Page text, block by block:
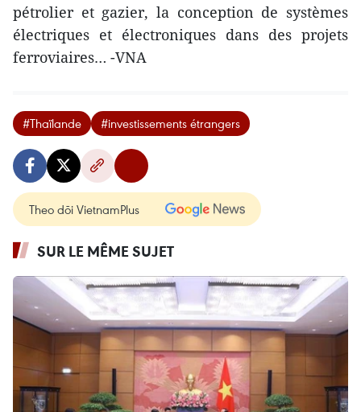
pétrolier et gazier, la conception de systèmes
électriques et électroniques dans des projets
ferroviaires… -VNA
#Thaïlande #investissements étrangers
Theo dõi VietnamPlus
SUR LE MÊME SUJET